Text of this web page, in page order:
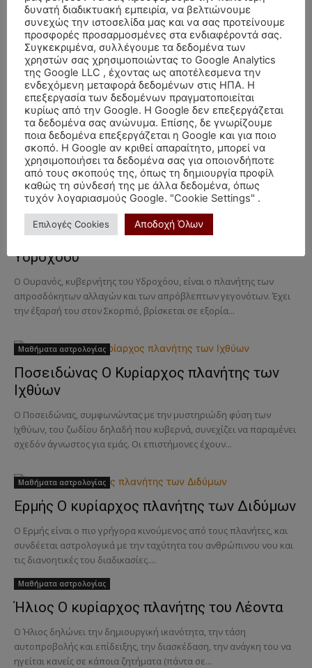
Σελήνη Ο κυρίαρχος πλανήτης του
Καρκίνου
Η Σελήνη συνδέεται με τα συναισθήματα, το συγκινησιακό μας
επίπεδο και τον ψυχισμό μας. Είναι η θηλυκή και δεκτική αρχή, γι'
αυτό άλλωστε και...
Μαθήματα αστρολογίας
Δίας Ο κυρίαρχος πλανήτης του Τοξότη
Ο Δίας είναι ο μεγαλύτερος πλανήτης του ηλιακού συστήματος, «ο
Μεγάλος Ευεργέτης», ο πλανήτης που φέρνει επέκταση,
διευκαολύνσεις, τύχη και αισιοδοξία απΆ όπου διέρχεται...
Μαθήματα αστρολογίας
Ουρανός Ο Κυρίαρχος πλανήτης του
Υδροχόου
Ο Ουρανός, κυβερνήτης του Υδροχόου, είναι ο πλανήτης των
απροσδόκητων αλλαγών και των απρόβλεπτων γεγονότων. Έχει
την έξαρσή του στον Σκορπιό, βρίσκεται σε εξορία...
Μαθήματα αστρολογίας
Ποσειδώνας Ο Κυρίαρχος πλανήτης των
Ιχθύων
Ο Ποσειδώνας, συμφωνώντας με την μυστηριώδη φύση των
Ιχθύων, του ζωδίου δηλαδή που κυβερνά, συνεχίζει να παραμένει
σχεδόν άγνωστος για εμάς. Οι επιστήμονες έχουν...
Μαθήματα αστρολογίας
Ερμής Ο κυρίαρχος πλανήτης των Διδύμων
Ο Ερμής είναι ο πιο γρήγορα κινούμενος από τους πλανήτες, και
συνδέεται αστρολογικά με την ταχύτητα του ανθρώπινου νου και
τις διανοητικές του διαδικασίες....
Μαθήματα αστρολογίας
Ήλιος Ο κυρίαρχος πλανήτης του Λέοντα
Ο Ήλιος δηλώνει την δημιουργική ικανότητα, την τάση
αυτοπροβολής και επίδειξης, την διασκέδαση, την ανάγκη του να
ηγείται κανείς σε κάποια ζητήματα (πάντα σε...
δυνατή διαδικτυακή εμπειρία, να βελτιώνουμε
συνεχώς την ιστοσελίδα μας και να σας προτείνουμε
προσφορές προσαρμοσμένες στα ενδιαφέροντά σας.
Συγκεκριμένα, συλλέγουμε τα δεδομένα των
χρηστών σας χρησιμοποιώντας το Google Analytics
της Google LLC , έχοντας ως αποτέλεσμενα την
ενδεχόμενη μεταφορά δεδομένων στις ΗΠΑ. Η
επεξεργασία των δεδομένων πραγματοποιείται
κυρίως από την Google. Η Google δεν επεξεργάζεται
τα δεδομένα σας ανώνυμα. Επίσης, δε γνωρίζουμε
ποια δεδομένα επεξεργάζεται η Google και για ποιο
σκοπό. Η Google αν κριθεί απαραίτητο, μπορεί να
χρησιμοποιήσει τα δεδομένα σας για οποιονδήποτε
από τους σκοπούς της, όπως τη δημιουργία προφίλ
καθώς τη σύνδεσή της με άλλα δεδομένα, όπως
τυχόν λογαριασμούς Google. "Cookie Settings" .
Επιλογές Cookies Αποδοχή Όλων